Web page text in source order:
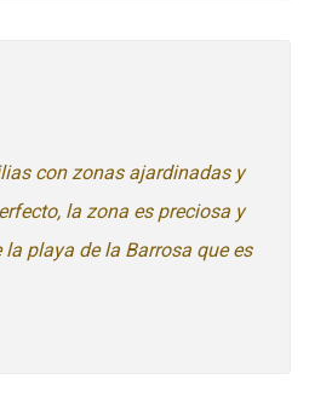
con zonas ajardinadas y
la zona es preciosa y
playa de la Barrosa que es